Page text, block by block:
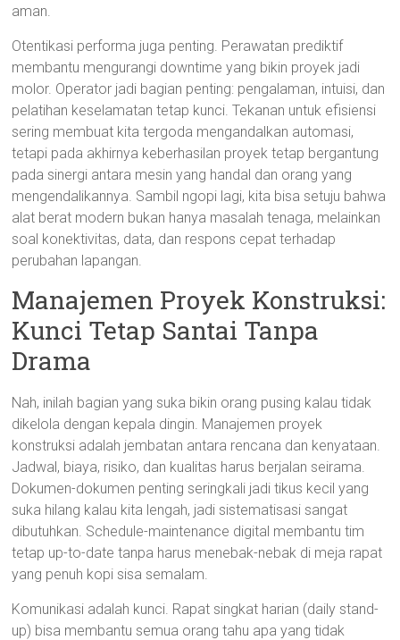
aman.
Otentikasi performa juga penting. Perawatan prediktif
membantu mengurangi downtime yang bikin proyek jadi
molor. Operator jadi bagian penting: pengalaman, intuisi, dan
pelatihan keselamatan tetap kunci. Tekanan untuk efisiensi
sering membuat kita tergoda mengandalkan automasi,
tetapi pada akhirnya keberhasilan proyek tetap bergantung
pada sinergi antara mesin yang handal dan orang yang
mengendalikannya. Sambil ngopi lagi, kita bisa setuju bahwa
alat berat modern bukan hanya masalah tenaga, melainkan
soal konektivitas, data, dan respons cepat terhadap
perubahan lapangan.
Manajemen Proyek Konstruksi:
Kunci Tetap Santai Tanpa
Drama
Nah, inilah bagian yang suka bikin orang pusing kalau tidak
dikelola dengan kepala dingin. Manajemen proyek
konstruksi adalah jembatan antara rencana dan kenyataan.
Jadwal, biaya, risiko, dan kualitas harus berjalan seirama.
Dokumen-dokumen penting seringkali jadi tikus kecil yang
suka hilang kalau kita lengah, jadi sistematisasi sangat
dibutuhkan. Schedule-maintenance digital membantu tim
tetap up-to-date tanpa harus menebak-nebak di meja rapat
yang penuh kopi sisa semalam.
Komunikasi adalah kunci. Rapat singkat harian (daily stand-
up) bisa membantu semua orang tahu apa yang tidak